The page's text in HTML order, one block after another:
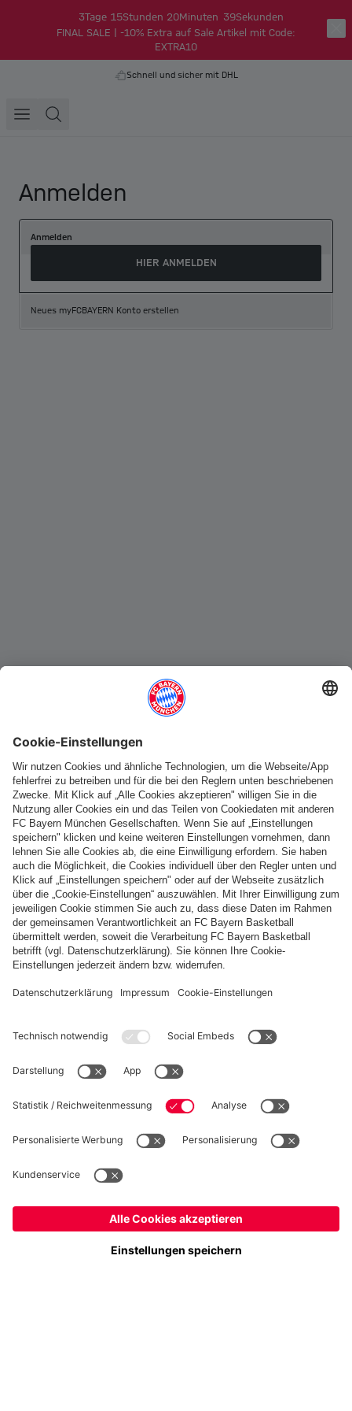
3Tage 15Stunden 20Minuten 39Sekunden
FINAL SALE | -10% Extra auf Sale Artikel mit Code:
EXTRA10
Schnell und sicher mit DHL
Anmelden
Anmelden
HIER ANMELDEN
Neues myFCBAYERN Konto erstellen
Top Kategorien
Hilfe & Services
Weitere Kategorien
Folge uns
Ja,Schweiz, um dorthin zu liefern!
Weltweit, um dorthin zu liefern!